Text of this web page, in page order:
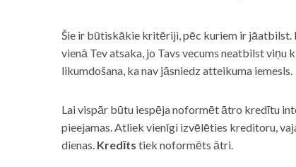
Šie ir būtiskākie kritēriji, pēc kuriem ir jāatbilst.
vienā Tev atsaka, jo Tavs vecums neatbilst
likumdošana, ka nav jāsniedz atteikuma iemesls.
Lai vispār būtu iespēja noformēt ātro kredītu
pieejamas. Atliek vienīgi izvēlēties kreditoru,
dienas. Kredīts tiek noformēts ātri.